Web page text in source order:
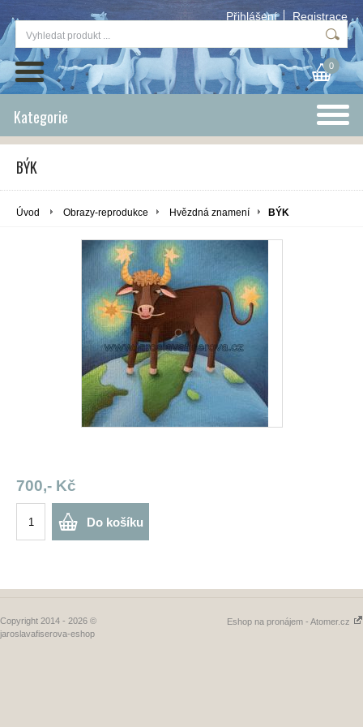
Přihlášení Registrace
0
Kategorie
BÝK
Úvod Obrazy-reprodukce Hvězdná znamení BÝK
700,- Kč
Do košíku
Copyright 2014 - 2026 ©
jaroslavafiserova-eshop
Eshop na pronájem - Atomer.cz